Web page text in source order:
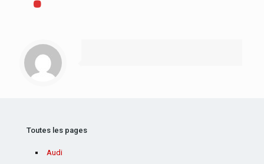
Toutes les pages
Audi